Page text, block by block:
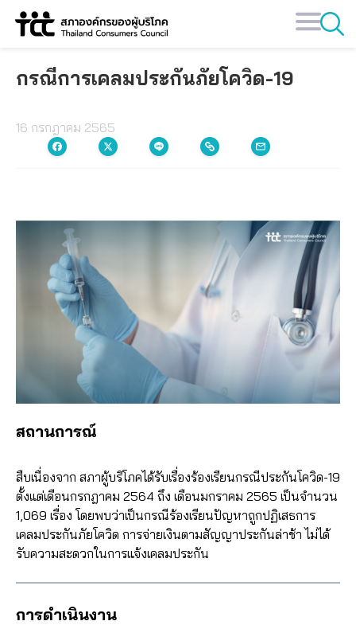
Skip
กรณีการเคลมประกันภัยโควิด-19
16 กรกฎาคม 2565
สถานการณ์
สืบเนื่องจาก สภาผู้บริโภคได้รับเรื่องร้องเรียนกรณีประกันโควิด-19
ตั้งแต่เดือนกรกฎาคม 2564 ถึง เดือนมกราคม 2565 เป็นจำนวน
1,069 เรื่อง โดยพบว่าเป็นกรณีร้องเรียนปัญหาถูกปฏิเสธการ
เคลมประกันภัยโควิด การจ่ายเงินตามสัญญาประกันล่าช้า ไม่ได้
รับความสะดวกในการแจ้งเคลมประกัน
การดำเนินงาน